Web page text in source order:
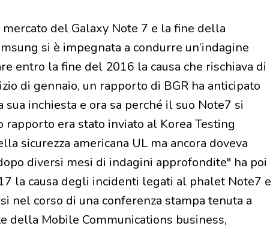
del Galaxy Note 7 e la fine della
si è impegnata a condurre un’indagine
entro la fine del 2016 la causa che rischiava di
di gennaio, un rapporto di BGR ha anticipato
inchiesta e ora sa perché il suo Note7 si
rapporto era stato inviato al Korea Testing
sicurezza americana UL ma ancora doveva
diversi mesi di indagini approfondite" ha poi
la causa degli incidenti legati al phalet Note7 e
nel corso di una conferenza stampa tenuta a
della Mobile Communications business,